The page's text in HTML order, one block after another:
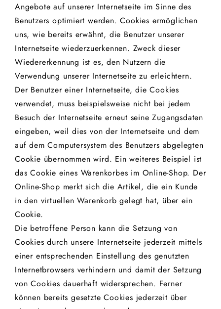
Angebote auf unserer Internetseite im Sinne des
Benutzers optimiert werden. Cookies ermöglichen
uns, wie bereits erwähnt, die Benutzer unserer
Internetseite wiederzuerkennen. Zweck dieser
Wiedererkennung ist es, den Nutzern die
Verwendung unserer Internetseite zu erleichtern.
Der Benutzer einer Internetseite, die Cookies
verwendet, muss beispielsweise nicht bei jedem
Besuch der Internetseite erneut seine Zugangsdaten
eingeben, weil dies von der Internetseite und dem
auf dem Computersystem des Benutzers abgelegten
Cookie übernommen wird. Ein weiteres Beispiel ist
das Cookie eines Warenkorbes im Online-Shop. Der
Online-Shop merkt sich die Artikel, die ein Kunde
in den virtuellen Warenkorb gelegt hat, über ein
Cookie.
Die betroffene Person kann die Setzung von
Cookies durch unsere Internetseite jederzeit mittels
einer entsprechenden Einstellung des genutzten
Internetbrowsers verhindern und damit der Setzung
von Cookies dauerhaft widersprechen. Ferner
können bereits gesetzte Cookies jederzeit über